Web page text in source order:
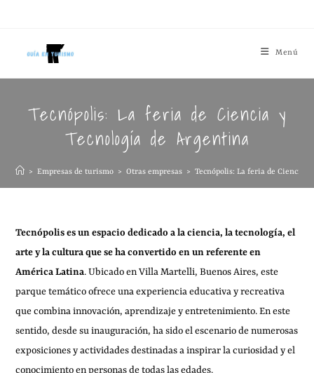
Menú
Tecnópolis: La feria de Ciencia y
Tecnología de Argentina
> Empresas de turismo > Otras empresas > Tecnópolis: La feria de Ciencia
Tecnópolis es un espacio dedicado a la ciencia, la tecnología, el
arte y la cultura que se ha convertido en un referente en
América Latina. Ubicado en Villa Martelli, Buenos Aires, este
parque temático ofrece una experiencia educativa y recreativa
que combina innovación, aprendizaje y entretenimiento. En este
sentido, desde su inauguración, ha sido el escenario de numerosas
exposiciones y actividades destinadas a inspirar la curiosidad y el
conocimiento en personas de todas las edades.